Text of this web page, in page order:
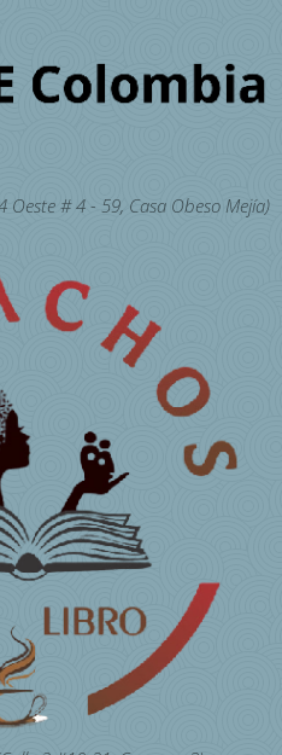
Oeste # 4 - 59, Casa Obeso Mejía)